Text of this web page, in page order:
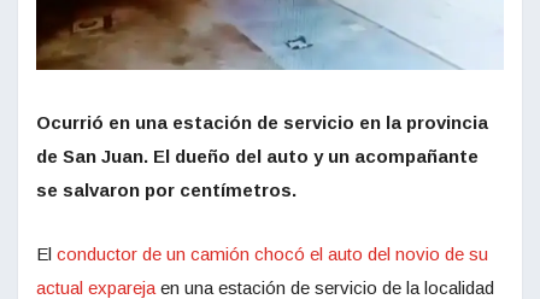
Ocurrió en una estación de servicio en la provincia
de San Juan. El dueño del auto y un acompañante
se salvaron por centímetros.
El conductor de un camión chocó el auto del novio de su
actual expareja en una estación de servicio de la localidad